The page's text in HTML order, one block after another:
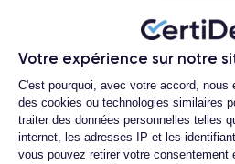
Votre expérience sur notre
Plateforme de
C'est pourquoi, avec votre accord, nous
des cookies ou technologies similaires
traiter des données personnelles telles
internet, les adresses IP et les
vous pouvez retirer votre consentement
Avec4.6
Certideal est en tête
4.6/